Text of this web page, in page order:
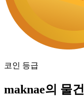
코인 등급
maknae의 물건